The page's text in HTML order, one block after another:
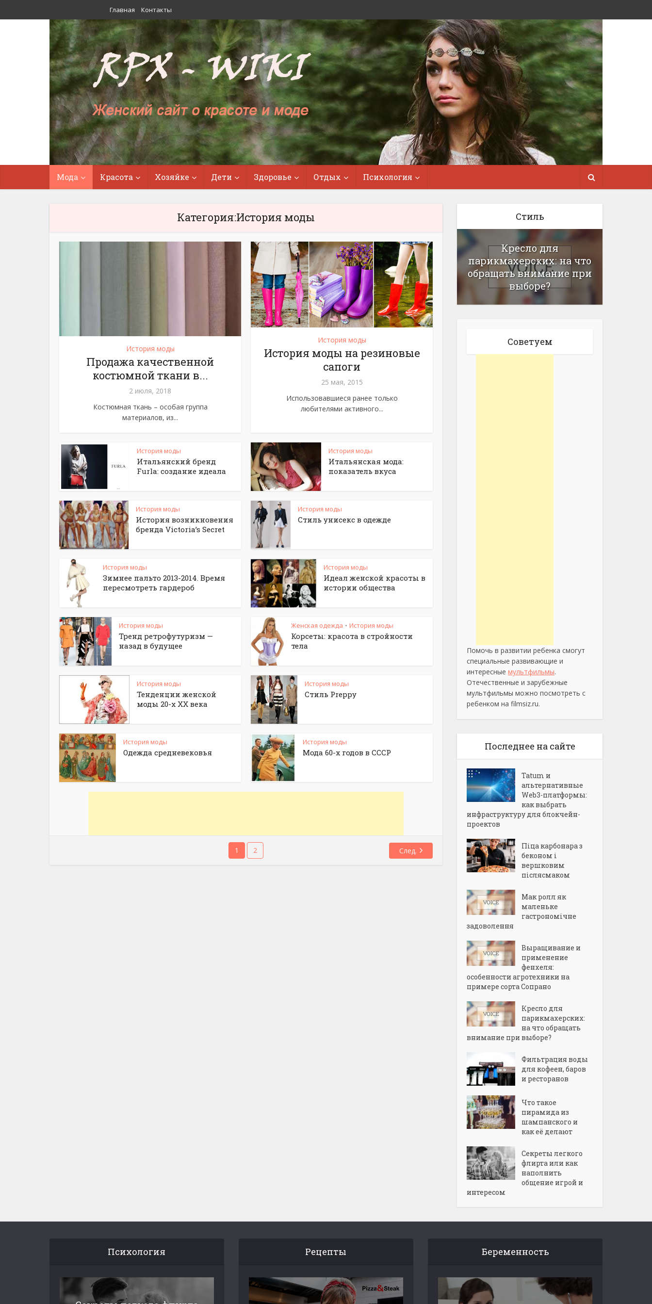
Главная Контакты
Мода Красота Хозяйке Дети Здоровье Отдых Психология
Категория:История моды
История моды
Продажа качественной
костюмной ткани в...
2 июля, 2018
Костюмная ткань – особая группа
материалов, из...
История моды
История моды на резиновые
сапоги
25 мая, 2015
Использовавшиеся ранее только
любителями активного...
История моды
Итальянский бренд
Furla: создание идеала
История моды
Итальянская мода:
показатель вкуса
История моды
История возникновения
бренда Victoria’s Secret
История моды
Стиль унисекс в одежде
История моды
Зимнее пальто 2013-2014. Время
пересмотреть гардероб
История моды
Идеал женской красоты в
истории общества
История моды
Тренд ретрофутуризм —
назад в будущее
Женская одежда • История моды
Корсеты: красота в стройности
тела
История моды
Тенденции женской
моды 20-х XX века
История моды
Стиль Preppy
История моды
Одежда средневековья
История моды
Мода 60-х годов в СССР
1 2 След.
Стиль
Кресло для
парикмахерских: на что
обращать внимание при
выборе?
Советуем
Помочь в развитии ребенка смогут
специальные развивающие и
интересные мультфильмы.
Отечественные и зарубежные
мультфильмы можно посмотреть с
ребенком на filmsiz.ru.
Последнее на сайте
Tatum и
альтернативные
Web3-платформы:
как выбрать
инфраструктуру для блокчейн-
проектов
Піца карбонара з
беконом і
вершковим
післясмаком
Мак ролл як
маленьке
гастрономічне
задоволення
Выращивание и
применение
фенхеля:
особенности агротехники на
примере сорта Сопрано
Кресло для
парикмахерских:
на что обращать
внимание при выборе?
Фильтрация воды
для кофеен, баров
и ресторанов
Что такое
пирамида из
шампанского и
как её делают
Секреты легкого
флирта или как
наполнить
общение игрой и
интересом
Психология Рецепты Беременность